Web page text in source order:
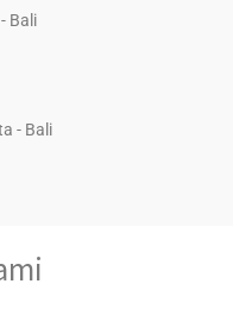
Bali
- Bali